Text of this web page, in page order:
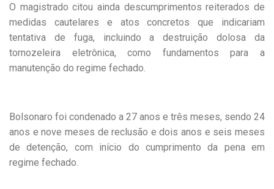
O magistrado citou ainda descumprimentos reiterados de
medidas cautelares e atos concretos que indicariam
tentativa de fuga, incluindo a destruição dolosa da
tornozeleira eletrônica, como fundamentos para a
manutenção do regime fechado.
Bolsonaro foi condenado a 27 anos e três meses, sendo 24
anos e nove meses de reclusão e dois anos e seis meses
de detenção, com início do cumprimento da pena em
regime fechado.